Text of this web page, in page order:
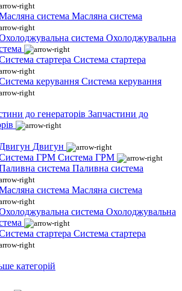
Масляна система
Охолоджувальна
Система стартера
Система керування
Запчастини до
Двигун
Система ГРМ
Паливна система
Масляна система
Охолоджувальна
Система стартера
категорій